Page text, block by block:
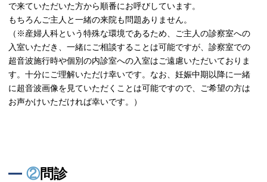
で来ていただいた方から順番にお呼びしています。
もちろんご主人と一緒の来院も問題ありません。
（※産婦人科という特殊な環境であるため、ご主人の診察室への
入室いただき、一緒にご相談することは可能ですが、診察室での
超音波施行時や個別の内診室への入室はご遠慮いただいておりま
す。十分にご理解いただけ幸いです。なお、妊娠中期以降に一緒
に超音波画像を見ていただくことは可能ですので、ご希望の方は
お声かけいただければ幸いです。）
②問診